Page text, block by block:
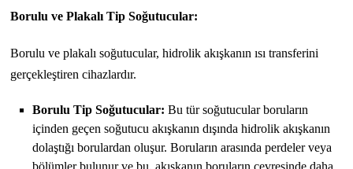
Borulu ve Plakalı Tip Soğutucular:
Borulu ve plakalı soğutucular, hidrolik akışkanın ısı transferini
gerçekleştiren cihazlardır.
Borulu Tip Soğutucular: Bu tür soğutucular boruların
içinden geçen soğutucu akışkanın dışında hidrolik akışkanın
dolaştığı borulardan oluşur. Boruların arasında perdeler veya
bölümler bulunur ve bu, akışkanın boruların çevresinde daha